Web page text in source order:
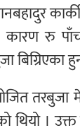
कारण रु
बिग्रिएका
थियो ।